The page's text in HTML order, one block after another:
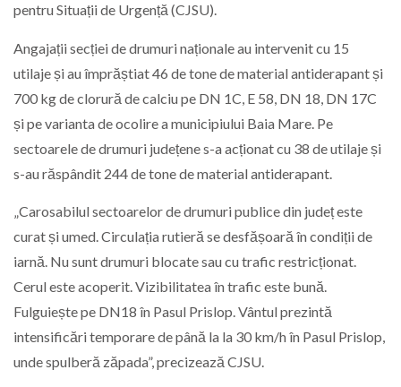
pentru Situații de Urgență (CJSU).
Angajații secției de drumuri naționale au intervenit cu 15
utilaje și au împrăștiat 46 de tone de material antiderapant și
700 kg de clorură de calciu pe DN 1C, E 58, DN 18, DN 17C
și pe varianta de ocolire a municipiului Baia Mare. Pe
sectoarele de drumuri județene s-a acționat cu 38 de utilaje și
s-au răspândit 244 de tone de material antiderapant.
„Carosabilul sectoarelor de drumuri publice din județ este
curat și umed. Circulația rutieră se desfășoară în condiții de
iarnă. Nu sunt drumuri blocate sau cu trafic restricționat.
Cerul este acoperit. Vizibilitatea în trafic este bună.
Fulguiește pe DN18 în Pasul Prislop. Vântul prezintă
intensificări temporare de până la la 30 km/h în Pasul Prislop,
unde spulberă zăpada”, precizează CJSU.